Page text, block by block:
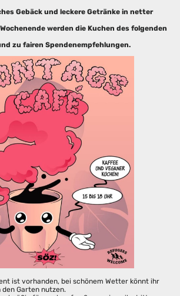
Gebäck und leckere Getränke in netter
werden die Kuchen des folgenden
zu fairen Spendenempfehlungen.
ist vorhanden, bei schönem Wetter könnt ihr
Garten nutzen.